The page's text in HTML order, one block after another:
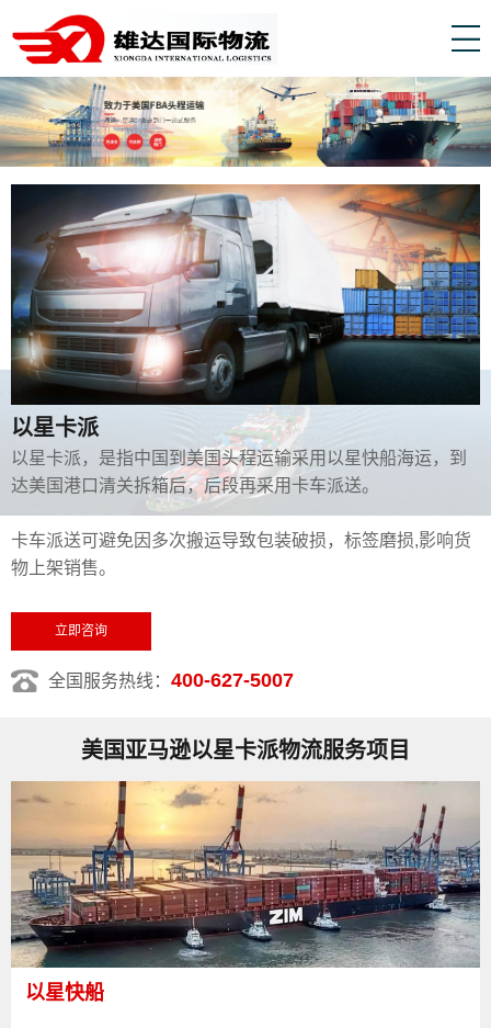
以星卡派
以星卡派，是指中国到美国头程运输采用以星快船海运，到
达美国港口清关拆箱后，后段再采用卡车派送。
卡车派送可避免因多次搬运导致包装破损，标签磨损,影响货
物上架销售。
立即咨询
全国服务热线： 400-627-5007
美国亚马逊以星卡派物流服务项目
以星快船